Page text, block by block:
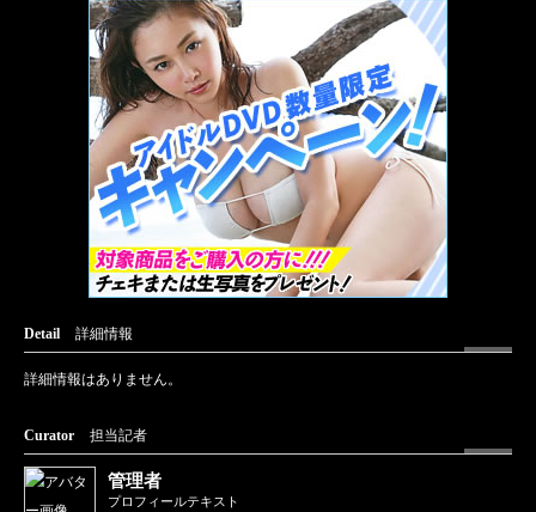
Detail 詳細情報
詳細情報はありません。
Curator 担当記者
管理者
プロフィールテキスト